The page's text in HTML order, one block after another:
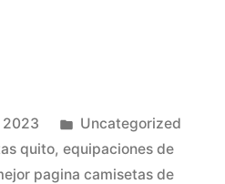
2023
Publicado
en
Uncategorized
quito, equipaciones de
pagina camisetas de